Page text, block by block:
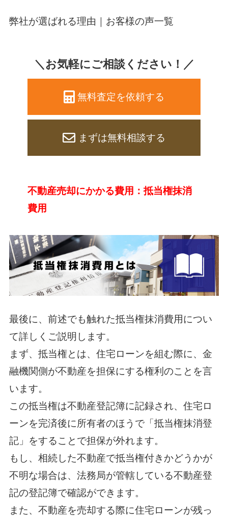
弊社が選ばれる理由｜ お客様の声一覧
＼お気軽にご相談ください！／
無料査定を依頼する
まずは無料相談する
不動産売却にかかる費用：抵当権抹消
費用
最後に、前述でも触れた抵当権抹消費用につい
て詳しくご説明します。
まず、抵当権とは、住宅ローンを組む際に、金
融機関側が不動産を担保にする権利のことを言
います。
この抵当権は不動産登記簿に記録され、住宅ロ
ーンを完済後に所有者のほうで「抵当権抹消登
記」をすることで担保が外れます。
もし、相続した不動産で抵当権付きかどうかが
不明な場合は、法務局が管轄している不動産登
記の登記簿で確認ができます。
また、不動産を売却する際に住宅ローンが残っ